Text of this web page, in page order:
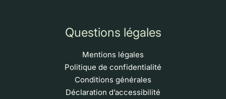
Questions légales
Mentions légales
Politique de confidentialité
Conditions générales
Déclaration d’accessibilité